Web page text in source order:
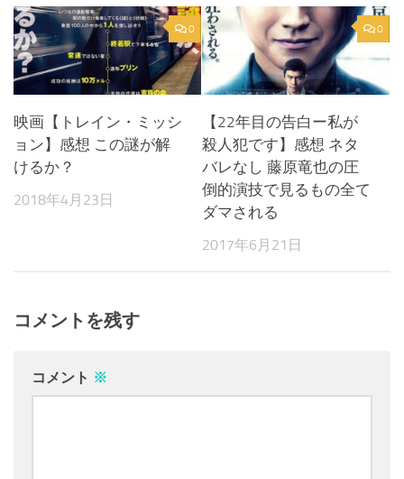
0
映画【トレイン・ミッシ
ョン】感想 この謎が解
けるか？
2018年4月23日
0
【22年目の告白ー私が
殺人犯です】感想 ネタ
バレなし 藤原竜也の圧
倒的演技で見るもの全て
ダマされる
2017年6月21日
コメントを残す
コメント ※